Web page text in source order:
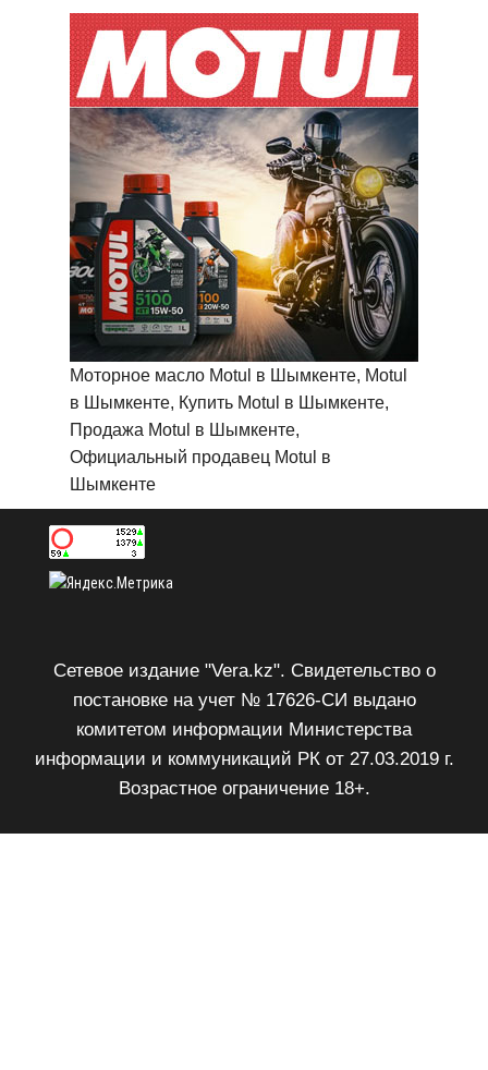
Моторное масло Motul в Шымкенте, Motul
в Шымкенте, Купить Motul в Шымкенте,
Продажа Motul в Шымкенте,
Официальный продавец Motul в
Шымкенте
Сетевое издание "Vera.kz". Свидетельство о
постановке на учет № 17626-СИ выдано
комитетом информации Министерства
информации и коммуникаций РК от 27.03.2019 г.
Возрастное ограничение 18+.